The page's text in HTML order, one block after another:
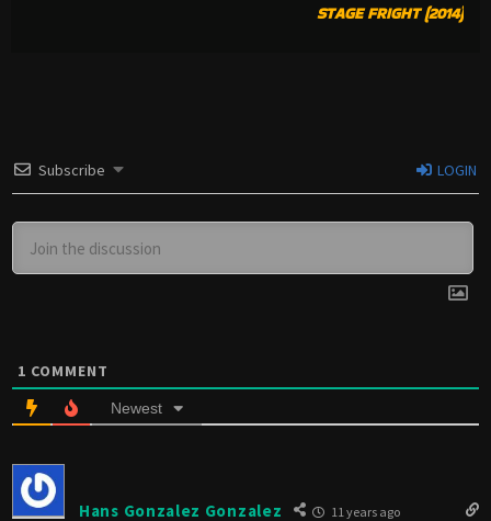
STAGE FRIGHT (2014)
Subscribe LOGIN
1 COMMENT
Newest
Hans Gonzalez Gonzalez 11 years ago